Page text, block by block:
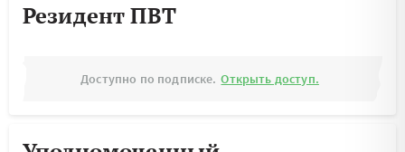
Резидент ПВТ
Доступно по подписке. Открыть доступ.